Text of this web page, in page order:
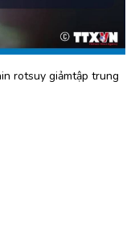
rotsuy giảmtập trung